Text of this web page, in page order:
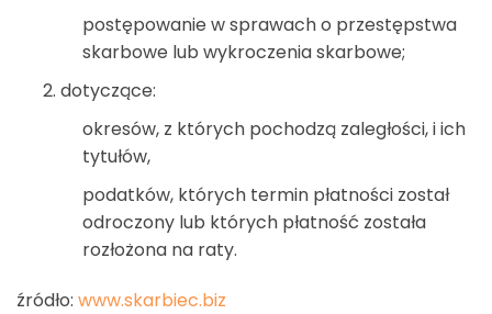
postępowanie w sprawach o przestępstwa
skarbowe lub wykroczenia skarbowe;
dotyczące:
okresów, z których pochodzą zaległości, i ich
tytułów,
podatków, których termin płatności został
odroczony lub których płatność została
rozłożona na raty.
źródło: www.skarbiec.biz